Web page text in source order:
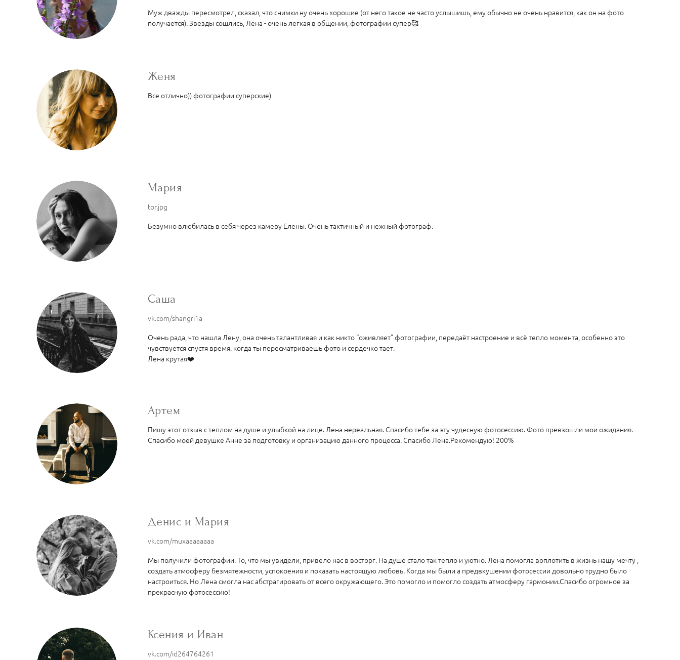
Муж дважды пересмотрел, сказал, что снимки ну очень хорошие (от него такое не часто услышишь, ему обычно не очень нравится, как он на фото
получается). Звезды сошлись, Лена - очень легкая в общении, фотографии супер🥰
Женя
Все отлично)) фотографии суперские)
Мария
tor.jpg
Безумно влюбилась в себя через камеру Елены. Очень тактичный и нежный фотограф.
Саша
vk.com/shangri1a
Очень рада, что нашла Лену, она очень талантливая и как никто “оживляет” фотографии, передаёт настроение и всё тепло момента, особенно это
чувствуется спустя время, когда ты пересматриваешь фото и сердечко тает.
Лена крутая❤️
Артем
Пишу этот отзыв с теплом на душе и улыбкой на лице. Лена нереальная. Спасибо тебе за эту чудесную фотосессию. Фото превзошли мои ожидания.
Спасибо моей девушке Анне за подготовку и организацию данного процесса. Спасибо Лена.Рекомендую! 200%
Денис и Мария
vk.com/muxaaaaaaaa
Мы получили фотографии. То, что мы увидели, привело нас в восторг. На душе стало так тепло и уютно. Лена помогла воплотить в жизнь нашу мечту ,
создать атмосферу безмятежности, успокоения и показать настоящую любовь. Когда мы были а предвкушении фотосессии довольно трудно было
настроиться. Но Лена смогла нас абстрагировать от всего окружающего. Это помогло и помогло создать атмосферу гармонии.Спасибо огромное за
прекрасную фотосессию!
Ксения и Иван
vk.com/id264764261